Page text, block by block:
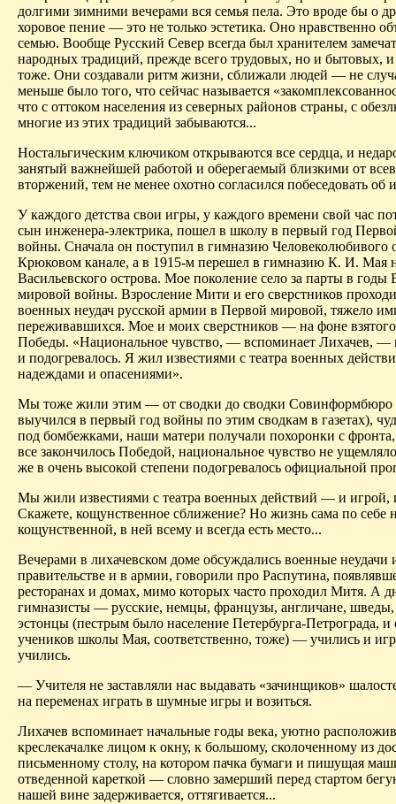
долгими зимними вечерами вся семья пела. Это вроде бы о
хоровое пение — это не только эстетика. Оно нравственно
семью. Вообще Русский Север всегда был хранителем
народных традиций, прежде всего трудовых, но и бытовых,
тоже. Они создавали ритм жизни, сближали людей — не
меньше было того, что сейчас называется
что с оттоком населения из северных районов страны, с
многие из этих традиций забываются...
Ностальгическим ключиком открываются все сердца, и
занятый важнейшей работой и оберегаемый близкими от
вторжений, тем не менее охотно согласился побеседовать об
У каждого детства свои игры, у каждого времени свой час
сын инженера-электрика, пошел в школу в первый год
войны. Сначала он поступил в гимназию Человеколюбивого
Крюковом канале, а в 1915-м перешел в гимназию К. И. Мая
Васильевского острова. Мое поколение село за парты в годы
мировой войны. Взросление Мити и его сверстников
военных неудач русской армии в Первой мировой, тяжело
переживавшихся. Мое и моих сверстников — на фоне
Победы. «Национальное чувство, — вспоминает Лихачев, —
и подогревалось. Я жил известиями с театра военных
надеждами и опасениями».
Мы тоже жили этим — от сводки до сводки Совинформбюро
выучился в первый год войны по этим сводкам в газетах),
под бомбежками, наши матери получали похоронки с
все закончилось Победой, национальное чувство не
же в очень высокой степени подогревалось официальной
Мы жили известиями с театра военных действий — и игрой,
Скажете, кощунственное сближение? Но жизнь сама по себе
кощунственной, в ней всему и всегда есть место...
Вечерами в лихачевском доме обсуждались военные неудачи
правительстве и в армии, говорили про Распутина,
ресторанах и домах, мимо которых часто проходил Митя. А
гимназисты — русские, немцы, французы, англичане,
эстонцы (пестрым было население Петербурга-Петрограда, и
учеников школы Мая, соответственно, тоже) — учились и
учились.
— Учителя не заставляли нас выдавать «зачинщиков»
на переменах играть в шумные игры и возиться.
Лихачев вспоминает начальные годы века, уютно
кресле­качалке лицом к окну, к большому, сколоченному из
письменному столу, на котором пачка бумаги и пишущая
отведенной кареткой — словно замерший перед стартом
нашей вине задерживается, оттягива­ется...